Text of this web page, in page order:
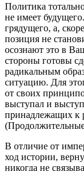
Политика
не имеет
грядущего, а,
позиция не
осознают это в
стороны готовы
радикальным
ситуацию. Для
от своих
выступал и
принадлежащих к
В отличие от
ход истории,
никогда не